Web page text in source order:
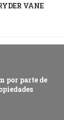
VANE
por parte de